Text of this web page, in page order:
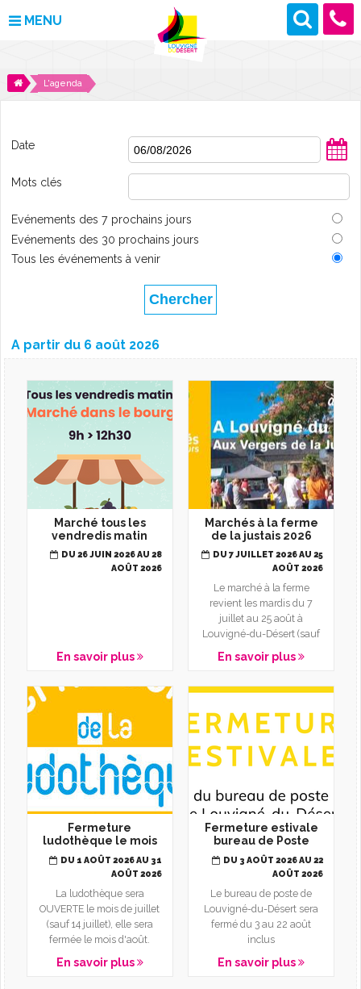
MENU
MAIRIE
DÉCOUVRIR LOUVIGNÉ
CULTURE ET LOISIRS
ENFANCE ET JEUNESSE
ACTUALITÉS
L'AGENDA
L'agenda
Date
Mots clés
Evénements des 7 prochains jours
Evénements des 30 prochains jours
Tous les événements à venir
A partir du 6 août 2026
Marché tous les
vendredis matin
DU 26 JUIN 2026 AU 28
AOÛT 2026
En savoir plus
Marchés à la ferme
de la justais 2026
DU 7 JUILLET 2026 AU 25
AOÛT 2026
Le marché à la ferme
revient les mardis du 7
juillet au 25 août à
Louvigné-du-Désert (sauf
le 14 juillet). Rendez-vous
à...
En savoir plus
Fermeture
ludothèque le mois
d'août
DU 1 AOÛT 2026 AU 31
AOÛT 2026
La ludothèque sera
OUVERTE le mois de juillet
(sauf 14 juillet), elle sera
fermée le mois d'août.
En savoir plus
Fermeture estivale
bureau de Poste
DU 3 AOÛT 2026 AU 22
AOÛT 2026
Le bureau de poste de
Louvigné-du-Désert sera
fermé du 3 au 22 août
inclus
En savoir plus